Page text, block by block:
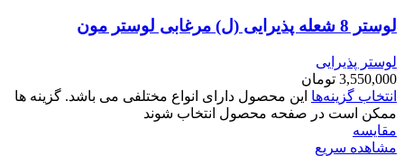
لوستر 8 شعله پذیرایی (ل) مرغابی لوستر مون
لوستر پذیرایی
3,550,000 تومان
انتخاب گزینه‌ها این محصول دارای انواع مختلفی می باشد. گزینه ها
ممکن است در صفحه محصول انتخاب شوند
مقایسه
مشاهده سریع